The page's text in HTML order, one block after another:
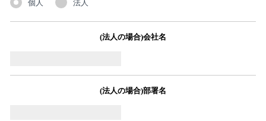
個人 法人
(法人の場合)会社名
(法人の場合)部署名